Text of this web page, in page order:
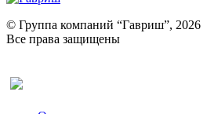
Ревень
Рукола
Рута
© Группа компаний “Гавриш”, 2026
Все права защищены